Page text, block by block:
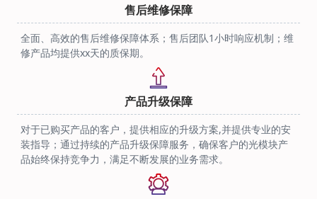
售后维修保障
全面、高效的售后维修保障体系；售后团队1小时响应机制；维
修产品均提供xx天的质保期。
产品升级保障
对于已购买产品的客户，提供相应的升级方案,并提供专业的安
装指导；通过持续的产品升级保障服务，确保客户的光模块产
品始终保持竞争力，满足不断发展的业务需求。